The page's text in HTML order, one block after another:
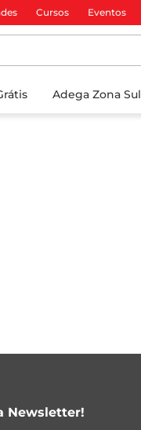
Cursos Eventos
Adega Zona Sul
Newsletter!